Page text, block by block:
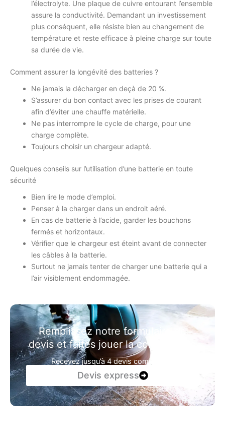
l’électrolyte. Une plaque de cuivre entourant l’ensemble
assure la conductivité. Demandant un investissement
plus conséquent, elle résiste bien au changement de
température et reste efficace à pleine charge sur toute
sa durée de vie.
Comment assurer la longévité des batteries ?
Ne jamais la décharger en deçà de 20 %.
S’assurer du bon contact avec les prises de courant
afin d’éviter une chauffe matérielle.
Ne pas interrompre le cycle de charge, pour une
charge complète.
Toujours choisir un chargeur adapté.
Quelques conseils sur l’utilisation d’une batterie en toute
sécurité
Bien lire le mode d’emploi.
Penser à la charger dans un endroit aéré.
En cas de batterie à l’acide, garder les bouchons
fermés et horizontaux.
Vérifier que le chargeur est éteint avant de connecter
les câbles à la batterie.
Surtout ne jamais tenter de charger une batterie qui a
l’air visiblement endommagée.
Remplissez notre formulaire de
devis et faites jouer la concurrence
Recevez jusqu’à 4 devis comparatifs
Devis express